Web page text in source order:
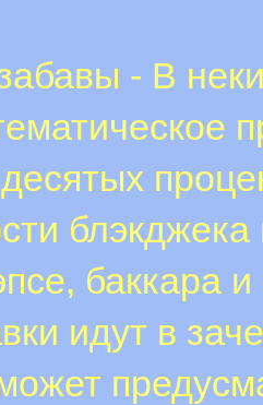
- В
баккара
идут в